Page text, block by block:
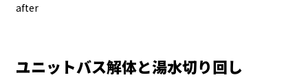
after
ユニットバス解体と湯水切り回し